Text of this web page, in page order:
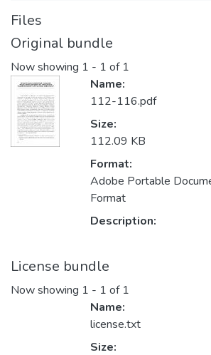
Files
Original bundle
Now showing 1 - 1 of 1
Name:
112-116.pdf
Size:
112.09 KB
Format:
Adobe Portable
Format
Description:
License bundle
Now showing 1 - 1 of 1
Name:
license.txt
Size: